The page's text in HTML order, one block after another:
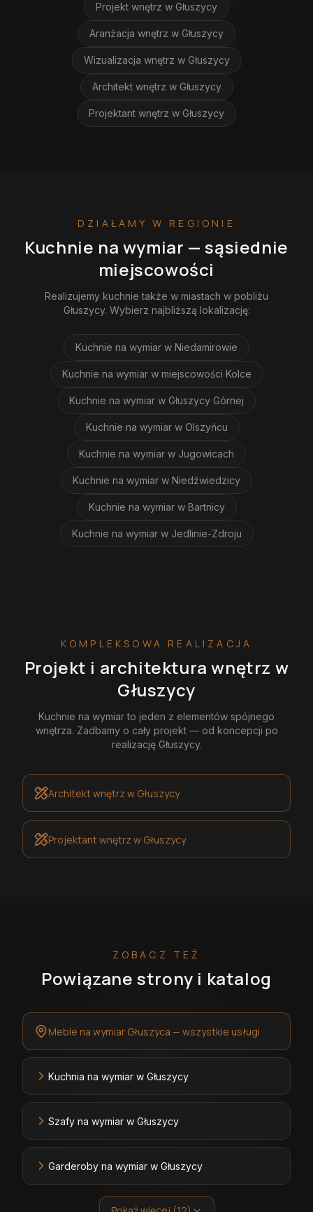
Projekt wnętrz w Głuszycy
Aranżacja wnętrz w Głuszycy
Wizualizacja wnętrz w Głuszycy
Architekt wnętrz w Głuszycy
Projektant wnętrz w Głuszycy
DZIAŁAMY W REGIONIE
Kuchnie na wymiar — sąsiednie
miejscowości
Realizujemy kuchnie także w miastach w pobliżu
Głuszycy. Wybierz najbliższą lokalizację:
Kuchnie na wymiar w Niedamirowie
Kuchnie na wymiar w miejscowości Kolce
Kuchnie na wymiar w Głuszycy Górnej
Kuchnie na wymiar w Olszyńcu
Kuchnie na wymiar w Jugowicach
Kuchnie na wymiar w Niedźwiedzicy
Kuchnie na wymiar w Bartnicy
Kuchnie na wymiar w Jedlinie-Zdroju
KOMPLEKSOWA REALIZACJA
Projekt i architektura wnętrz w
Głuszycy
Kuchnie na wymiarto jeden z elementów spójnego
wnętrza. Zadbamy o cały projekt — od koncepcji po
realizację Głuszycy.
Architekt wnętrzw Głuszycy
Projektant wnętrzw Głuszycy
ZOBACZ TEŻ
Powiązane strony i katalog
Meble na wymiar Głuszyca — wszystkie usługi
Kuchnia na wymiar w Głuszycy
Szafy na wymiar w Głuszycy
Garderoby na wymiar w Głuszycy